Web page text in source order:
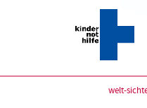
welt-